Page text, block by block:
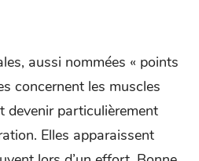
aussi nommées « points
concernent les muscles
devenir particulièrement
Elles apparaissent